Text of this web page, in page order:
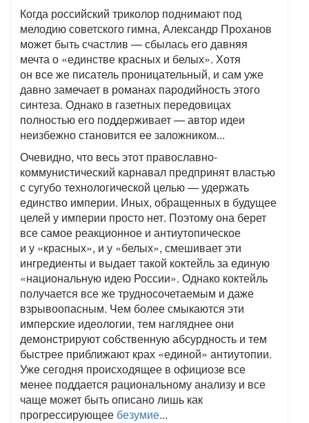
Когда российский триколор поднимают под
мелодию советского гимна, Александр Проханов
может быть счастлив — сбылась его давняя
мечта о «единстве красных и белых». Хотя
он все же писатель проницательный, и сам уже
давно замечает в романах пародийность этого
синтеза. Однако в газетных передовицах
полностью его поддерживает — автор идеи
неизбежно становится ее заложником...
Очевидно, что весь этот православно-
коммунистический карнавал предпринят властью
с сугубо технологической целью — удержать
единство империи. Иных, обращенных в будущее
целей у империи просто нет. Поэтому она берет
все самое реакционное и антиутопическое
и у «красных», и у «белых», смешивает эти
ингредиенты и выдает такой коктейль за единую
«национальную идею России». Однако коктейль
получается все же трудносочетаемым и даже
взрывоопасным. Чем более смыкаются эти
имперские идеологии, тем нагляднее они
демонстрируют собственную абсурдность и тем
быстрее приближают крах «единой» антиутопии.
Уже сегодня происходящее в официозе все
менее поддается рациональному анализу и все
чаще может быть описано лишь как
прогрессирующее безумие...